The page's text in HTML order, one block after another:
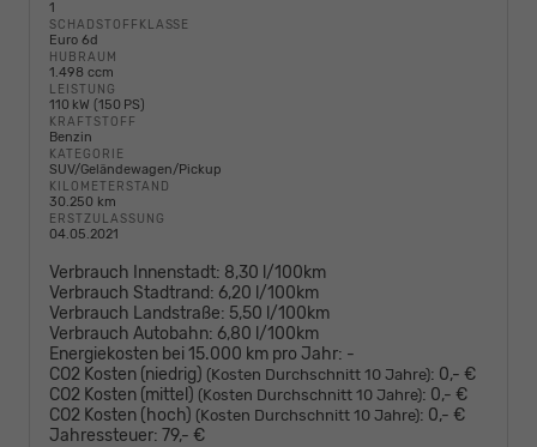
1
SCHADSTOFFKLASSE
Euro 6d
HUBRAUM
1.498 ccm
LEISTUNG
110 kW (150 PS)
KRAFTSTOFF
Benzin
KATEGORIE
SUV/Geländewagen/Pickup
KILOMETERSTAND
30.250 km
ERSTZULASSUNG
04.05.2021
Verbrauch Innenstadt: 8,30 l/100km
Verbrauch Stadtrand: 6,20 l/100km
Verbrauch Landstraße: 5,50 l/100km
Verbrauch Autobahn: 6,80 l/100km
Energiekosten bei 15.000 km pro Jahr: -
CO2 Kosten (niedrig) (Kosten Durchschnitt 10 Jahre): 0,- €
CO2 Kosten (mittel) (Kosten Durchschnitt 10 Jahre): 0,- €
CO2 Kosten (hoch) (Kosten Durchschnitt 10 Jahre): 0,- €
Jahressteuer: 79,- €